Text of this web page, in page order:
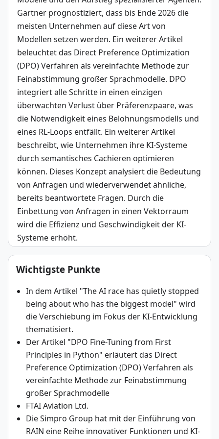
Gartner prognostiziert, dass bis Ende 2026 die
meisten Unternehmen auf diese Art von
Modellen setzen werden. Ein weiterer Artikel
beleuchtet das Direct Preference Optimization
(DPO) Verfahren als vereinfachte Methode zur
Feinabstimmung großer Sprachmodelle. DPO
integriert alle Schritte in einen einzigen
überwachten Verlust über Präferenzpaare, was
die Notwendigkeit eines Belohnungsmodells und
eines RL-Loops entfällt. Ein weiterer Artikel
beschreibt, wie Unternehmen ihre KI-Systeme
durch semantisches Cachieren optimieren
können. Dieses Konzept analysiert die Bedeutung
von Anfragen und wiederverwendet ähnliche,
bereits beantwortete Fragen. Durch die
Einbettung von Anfragen in einen Vektorraum
wird die Effizienz und Geschwindigkeit der KI-
Systeme erhöht.
Wichtigste Punkte
In dem Artikel "The AI race has quietly stopped
being about who has the biggest model" wird
die Verschiebung im Fokus der KI-Entwicklung
thematisiert.
Der Artikel "DPO Fine-Tuning from First
Principles in Python" erläutert das Direct
Preference Optimization (DPO) Verfahren als
vereinfachte Methode zur Feinabstimmung
großer Sprachmodelle
FTAI Aviation Ltd.
Die Simpro Group hat mit der Einführung von
RAIN eine Reihe innovativer Funktionen und KI-